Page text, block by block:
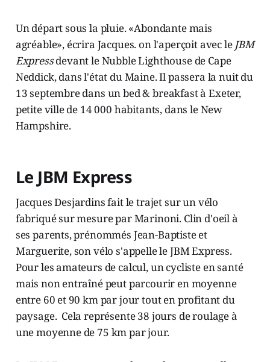
Un départ sous la pluie. «Abondante mais
agréable», écrira Jacques. on l'aperçoit avec le JBM
Expressdevant le Nubble Lighthouse de Cape
Neddick, dans l'état du Maine. Il passera la nuit du
13 septembre dans un bed & breakfast à Exeter,
petite ville de 14 000 habitants, dans le New
Hampshire.
Le JBM Express
Jacques Desjardins fait le trajet sur un vélo
fabriqué sur mesure par Marinoni. Clin d'oeil à
ses parents, prénommés Jean-Baptiste et
Marguerite, son vélo s'appelle le JBM Express.
Pour les amateurs de calcul, un cycliste en santé
mais non entraîné peut parcourir en moyenne
entre 60 et 90 km par jour tout en profitant du
paysage. Cela représente 38 jours de roulage à
une moyenne de 75 km par jour.